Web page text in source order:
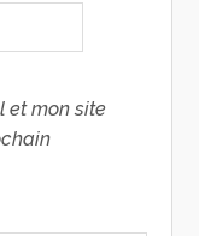
et mon site